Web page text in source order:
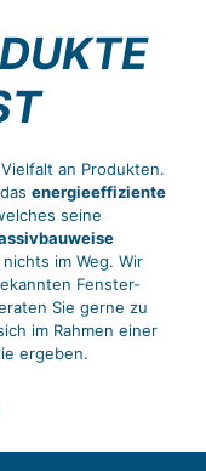
an Produkten.
energieeffiziente
seine
nichts im Weg. Wir
Fenster-
Sie gerne zu
im Rahmen einer
ergeben.